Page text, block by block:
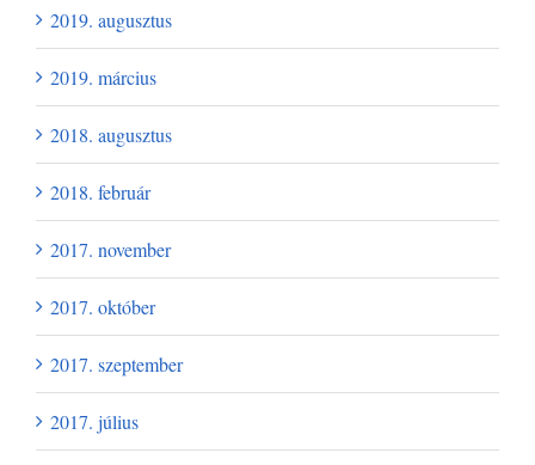
2019. augusztus
2019. március
2018. augusztus
2018. február
2017. november
2017. október
2017. szeptember
2017. július